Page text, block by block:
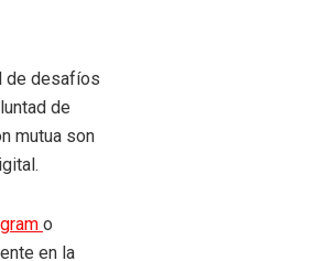
de desafíos
de
mutua son
o
en la